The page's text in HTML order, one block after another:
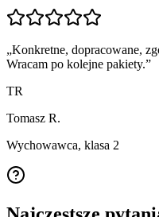
„Konkretne, dopracowane,
Wracam po kolejne pakiety.”
TR
Tomasz R.
Wychowawca, klasa 2